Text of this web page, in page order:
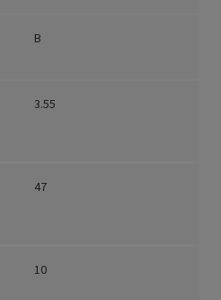
B
3.55
47
10